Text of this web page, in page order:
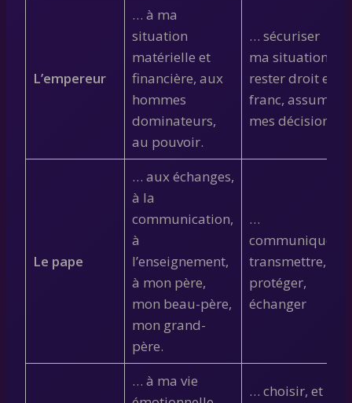
L’empereur
… à ma
situation
matérielle et
financière, aux
hommes
dominateurs,
au pouvoir.
… sécuriser
ma situation,
rester droit et
franc, assumer
mes décisions
Le pape
… aux échanges,
à la
communication,
à
l’enseignement,
à mon père,
mon beau-père,
mon grand-
père.
…
communiquer,
transmettre,
protéger,
échanger
… à ma vie
… choisir, et